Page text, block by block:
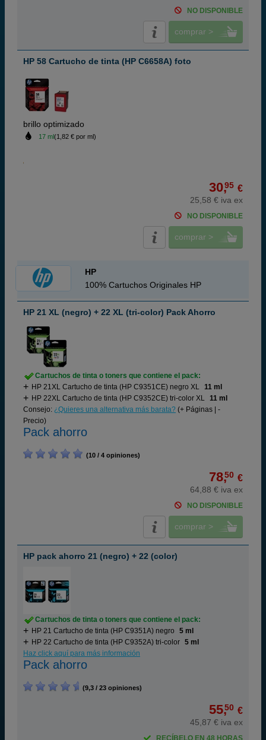
NO DISPONIBLE
comprar >
HP 58 Cartucho de tinta (HP C6658A) foto
brillo optimizado
17 ml(1,82 € por ml)
30,95 €
25,58 € iva ex
NO DISPONIBLE
comprar >
HP
100% Cartuchos Originales HP
HP 21 XL (negro) + 22 XL (tri-color) Pack Ahorro
Cartuchos de tinta o toners que contiene el pack:
HP 21XL Cartucho de tinta (HP C9351CE) negro XL 11 ml
HP 22XL Cartucho de tinta (HP C9352CE) tri-color XL 11 ml
Consejo: ¿Quieres una alternativa más barata? (+ Páginas | -
Precio)
Pack ahorro
(10 / 4 opiniones)
78,50 €
64,88 € iva ex
NO DISPONIBLE
comprar >
HP pack ahorro 21 (negro) + 22 (color)
Cartuchos de tinta o toners que contiene el pack:
HP 21 Cartucho de tinta (HP C9351A) negro
5 ml
HP 22 Cartucho de tinta (HP C9352A) tri-color 5 ml
Haz click aquí para más información
Pack ahorro
(9,3 / 23 opiniones)
55,50 €
45,87 € iva ex
RECÍBELO EN 48 HORAS